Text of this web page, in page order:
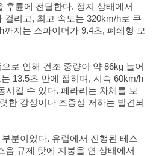
후륜에 전달한다. 정지 상태에서
걸리고, 최고 속도는 320km/h로 쿠
지는 스파이더가 9.4초, 폐쇄형 모
로 인해 건조 중량이 약 86kg 늘어
13.5초 만에 접히며, 시속 60km/h
시킬 수 있다. 페라리는 차체를 보
한 강성이나 조종성 저하는 발견되
분이었다. 유럽에서 진행된 테스
음 규제 탓에 지붕을 연 상태에서